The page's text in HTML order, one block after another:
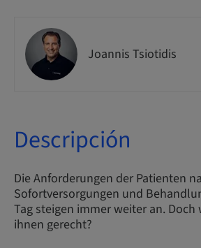
Joannis Tsiotidis
Descripción
Die Anforderungen der Patienten
Sofortversorgungen und
Tag steigen immer weiter an. Doch
ihnen gerecht?